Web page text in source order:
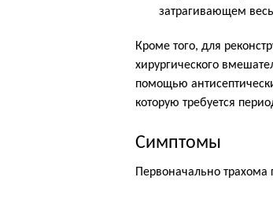
затрагивающем
Кроме того, для
хирургического
помощью
которую требуется
Симптомы
Первоначально трахома